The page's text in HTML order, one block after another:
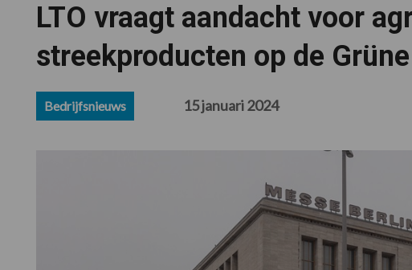
LTO vraagt aandacht voor
streekproducten op de
Bedrijfsnieuws 15 januari 2024